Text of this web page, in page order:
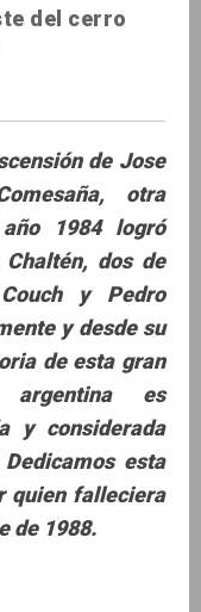
del cerro
de Jose
otra
1984 logró
dos de
y Pedro
y desde su
de esta gran
argentina es
y considerada
esta
quien falleciera
de 1988.